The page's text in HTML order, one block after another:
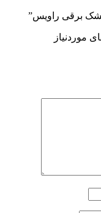
برقی راویس”
موردنیاز